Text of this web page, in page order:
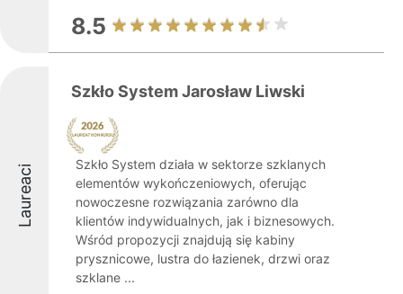
8.5
Laureaci
Szkło System Jarosław Liwski
Szkło System działa w sektorze szklanych
elementów wykończeniowych, oferując
nowoczesne rozwiązania zarówno dla
klientów indywidualnych, jak i biznesowych.
Wśród propozycji znajdują się kabiny
prysznicowe, lustra do łazienek, drzwi oraz
szklane ...